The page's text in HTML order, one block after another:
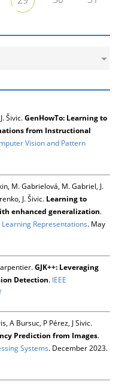
Šivic.GenHowTo: Learning to
from Instructional
Vision and Pattern
M. Gabrielová, M. Gabriel, J.
J. Šivic. Learning to
enhanced generalization.
Representations. May
GJK++: Leveraging
Detection. IEEE
A Bursuc, P Pérez, J Sivic.
Prediction from Images.
Systems. December 2023.